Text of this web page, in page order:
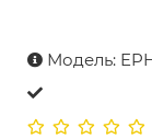
Модель: